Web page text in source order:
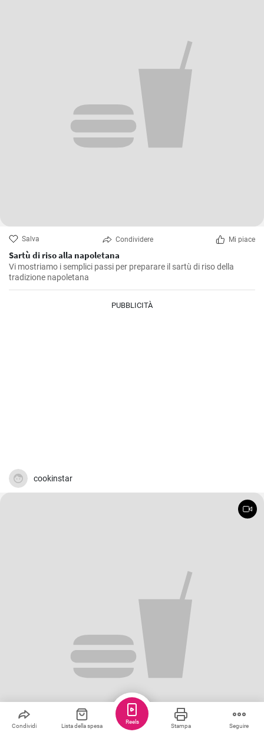
Salva Condividere Mi piace
Sartù di riso alla napoletana
Vi mostriamo i semplici passi per preparare il sartù di riso della
tradizione napoletana
PUBBLICITÀ
cookinstar
Condividi Lista della spesa Stampa Seguire
Reels